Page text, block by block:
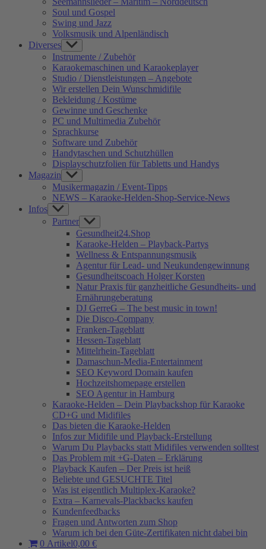
Soul und Gospel
Swing und Jazz
Volksmusik und Alpenländisch
Diverses Show
sub
menu
Instrumente / Zubehör
Karaokemaschinen und Karaokeplayer
Studio / Dienstleistungen – Angebote
Wir erstellen Dein Wunschmidifile
Bekleidung / Kostüme
Gewinne und Geschenke
PC und Multimedia Zubehör
Sprachkurse
Software und Zubehör
Handytaschen und Schutzhüllen
Displayschutzfolien für Tabletts und Handys
Magazin Show
sub
menu
Musikermagazin / Event-Tipps
NEWS – Karaoke-Helden-Shop-Service-News
Infos Show
sub
menu
Partner Show
sub
menu
Gesundheit24.Shop
Karaoke-Helden – Playback-Partys
Wellness & Entspannungsmusik
Agentur für Lead- und Neukundengewinnung
Gesundheitscoach Holger Korsten
Natur Praxis für ganzheitliche Gesundheits- und
Ernährungeberatung
DJ GerreG – The best music in town!
Die Disco-Company
Franken-Tageblatt
Hessen-Tageblatt
Mittelrhein-Tageblatt
Damaschun-Media-Entertainment
SEO Keyword Domain kaufen
Hochzeitshomepage erstellen
SEO Agentur in Hamburg
Karaoke-Helden – Dein Playbackshop für Karaoke
CD+G und Midifiles
Das bieten die Karaoke-Helden
Infos zur Midifile und Playback-Erstellung
Warum Du Playbacks statt Midifiles verwenden solltest
Das Problem mit +G-Daten – Erklärung
Playback Kaufen – Der Preis ist heiß
Beliebte und GESUCHTE Titel
Was ist eigentlich Multiplex-Karaoke?
Extra – Karnevals-Plackbacks kaufen
Kundenfeedbacks
Fragen und Antworten zum Shop
Warum ich bei den Güte-Zertifikaten nicht dabei bin
0 Artikel0,00 €